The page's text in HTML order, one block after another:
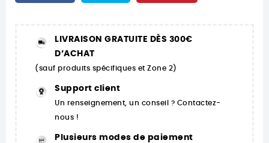
LIVRAISON GRATUITE DÈS 300€
D’ACHAT
(sauf produits spécifiques et Zone 2)
Support client
Un renseignement, un conseil ? Contactez-
nous !
Plusieurs modes de paiement